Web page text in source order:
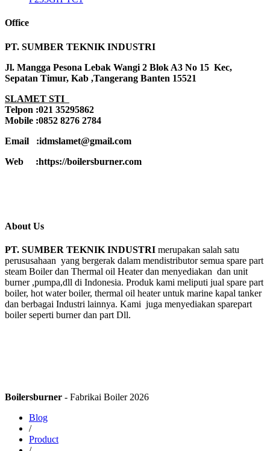
Office
PT. SUMBER TEKNIK INDUSTRI
Jl. Mangga Pesona Lebak Wangi 2 Blok A3 No 15 Kec,
Sepatan Timur, Kab ,Tangerang Banten 15521
SLAMET STI
Telpon :021 35295862
Mobile :0852 8276 2784
Email :idmslamet@gmail.com
Web :https://boilersburner.com
About Us
PT. SUMBER TEKNIK INDUSTRI merupakan salah satu
perususahaan yang bergerak dalam mendistributor semua spare part
steam Boiler dan Thermal oil Heater dan menyediakan dan unit
burner ,pumpa,dll di Indonesia. Produk kami meliputi jual spare part
boiler, hot water boiler, thermal oil heater untuk marine kapal tanker
dan berbagai Industri lainnya. Kami juga menyediakan sparepart
boiler seperti burner dan part Dll.
Boilersburner - Fabrikai Boiler 2026
Blog
/
Product